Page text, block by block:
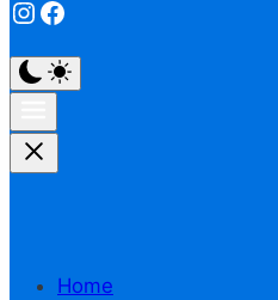
Instagram
Facebook
Home